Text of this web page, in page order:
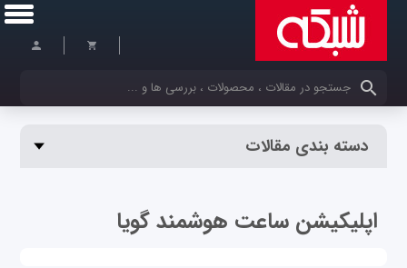
کلمات کلیدی خود را وارد کنید
دسته بندی مقالات
اپلیکیشن ساعت هوشمند گویا